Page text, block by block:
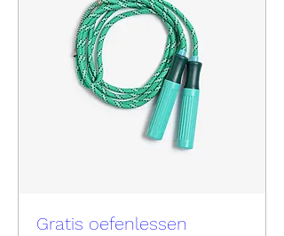
Gratis oefenlessen